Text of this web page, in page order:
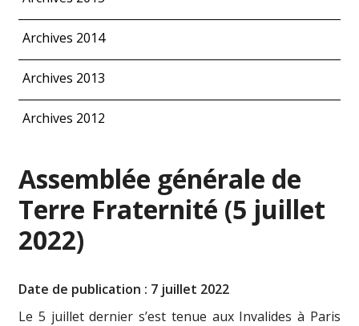
Archives 2014
Archives 2013
Archives 2012
Assemblée générale de
Terre Fraternité (5 juillet
2022)
Date de publication : 7 juillet 2022
Le 5 juillet dernier s’est tenue aux Invalides à Paris